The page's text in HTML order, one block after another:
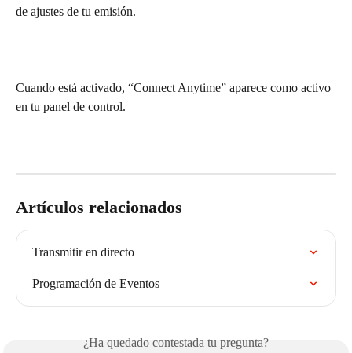
de ajustes de tu emisión.
Cuando está activado, “Connect Anytime” aparece como activo
en tu panel de control.
Artículos relacionados
Transmitir en directo
Programación de Eventos
¿Ha quedado contestada tu pregunta?